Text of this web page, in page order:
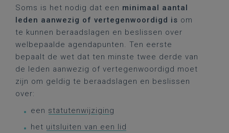
Soms is het nodig dat een minimaal aantal
leden aanwezig of vertegenwoordigd is om
te kunnen beraadslagen en beslissen over
welbepaalde agendapunten. Ten eerste
bepaalt de wet dat ten minste twee derde van
de leden aanwezig of vertegenwoordigd moet
zijn om geldig te beraadslagen en beslissen
over:
een statutenwijziging
het uitsluiten van een lid